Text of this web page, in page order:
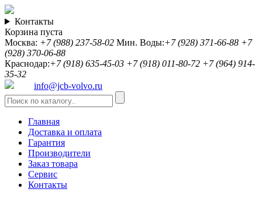
Контакты
Корзина пуста
Москва: +7 (988) 237-58-02 Мин. Воды:+7 (928) 371-66-88 +7
(928) 370-06-88
Краснодар:+7 (918) 635-45-03 +7 (918) 011-80-72 +7 (964) 914-
35-32
info@jcb-volvo.ru
Главная
Доставка и оплата
Гарантия
Производители
Заказ товара
Сервис
Контакты